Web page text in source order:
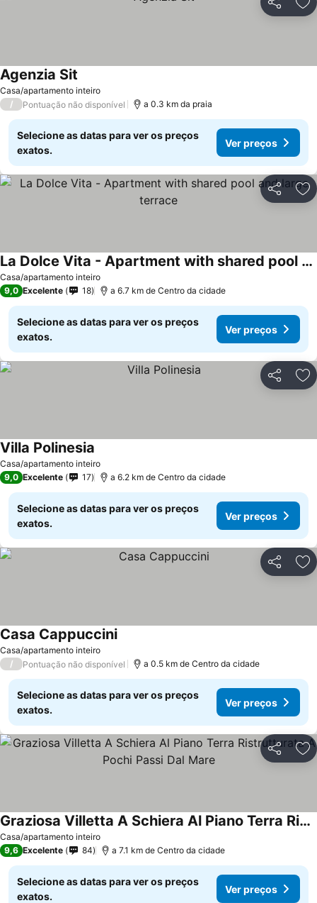
Partilhar
Casa/apartamento inteiro
Agenzia Sit
/ Pontuação não disponível a 0.3 km da praia
Selecione as datas para ver os preços
exatos.
Ver preços
Partilhar
Casa/apartamento inteiro
La Dolce Vita - Apartment with shared pool and large terrace
9,0 Excelente 18 a 6.7 km de Centro da cidade
Selecione as datas para ver os preços
exatos.
Ver preços
Partilhar
Casa/apartamento inteiro
Villa Polinesia
9,0 Excelente 17 a 6.2 km de Centro da cidade
Selecione as datas para ver os preços
exatos.
Ver preços
Partilhar
Casa/apartamento inteiro
Casa Cappuccini
/ Pontuação não disponível a 0.5 km de Centro da cidade
Selecione as datas para ver os preços
exatos.
Ver preços
Partilhar
Casa/apartamento inteiro
Graziosa Villetta A Schiera Al Piano Terra Ristrutturata A Pochi Passi Dal Mare
9,6 Excelente 84 a 7.1 km de Centro da cidade
Selecione as datas para ver os preços
exatos.
Ver preços